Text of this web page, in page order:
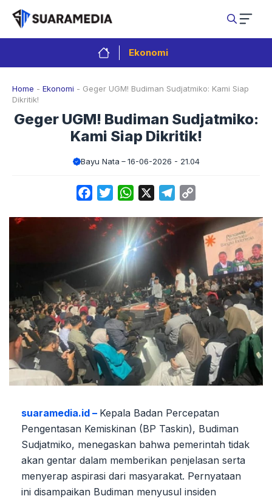
Langsung
isi
Ekonomi
Home - Ekonomi - Geger UGM! Budiman Sudjatmiko: Kami Siap
Dikritik!
Geger UGM! Budiman Sudjatmiko:
Kami Siap Dikritik!
Bayu Nata 16-06-2026 - 21.04
FacebookTwitterWhatsApp Telegram
suaramedia.id – Kepala Badan Percepatan
Pengentasan Kemiskinan (BP Taskin), Budiman
Sudjatmiko, menegaskan bahwa pemerintah tidak
akan gentar dalam memberikan penjelasan serta
menyerap aspirasi dari masyarakat. Pernyataan
ini disampaikan Budiman menyusul insiden